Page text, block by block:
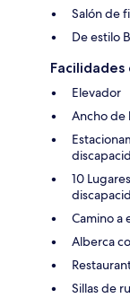
Salón de
De estilo
Facilidades
Elevador
Ancho de
10
Camino a
Alberca
Sillas de